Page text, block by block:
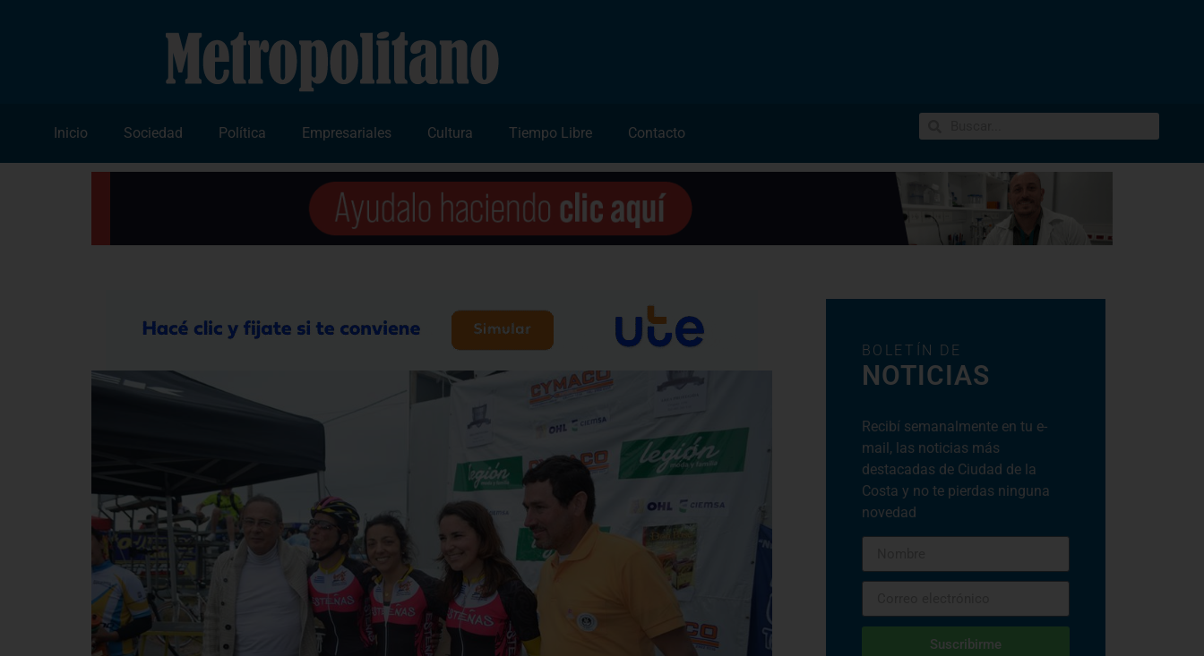
Inicio Sociedad Política Empresariales Cultura Tiempo Libre Contacto
BOLETÍN DE
NOTICIAS
Recibí semanalmente en tu e-
mail, las noticias más
destacadas de Ciudad de la
Costa y no te pierdas ninguna
novedad
Suscribirme